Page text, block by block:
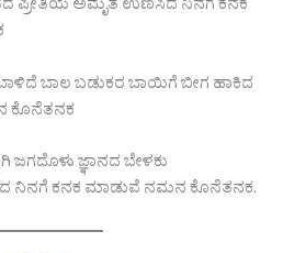
ಪ್ರೀತಿಯ ಅಮೃತ ಉಣಿಸಿದ ನಿನಗೆ ಕನಕ
ಬಾಲ ಬಡುಕರ ಬಾಯಿಗೆ ಬೀಗ ಹಾಕಿದ
ಕೊನೆತನಕ
ಜ್ಞಾನದ ಬೇಳಕು
ನಿನಗೆ ಕನಕ ಮಾಡುವೆ ನಮನ ಕೊನೆತನಕ.